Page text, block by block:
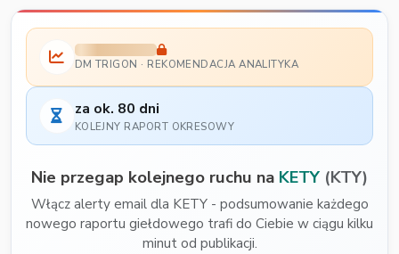
DM TRIGON · REKOMENDACJA ANALITYKA
za ok. 80 dni
KOLEJNY RAPORT OKRESOWY
Nie przegap kolejnego ruchu na KETY (KTY)
Włącz alerty email dla KETY - podsumowanie każdego
nowego raportu giełdowego trafi do Ciebie w ciągu kilku
minut od publikacji.